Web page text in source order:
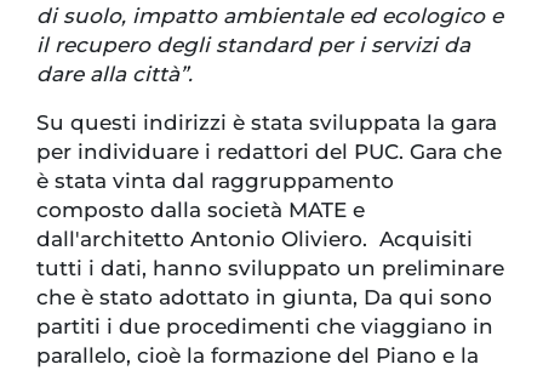
di suolo, impatto ambientale ed ecologico e
il recupero degli standard per i servizi da
dare alla città”.
Su questi indirizzi è stata sviluppata la gara
per individuare i redattori del PUC. Gara che
è stata vinta dal raggruppamento
composto dalla società MATE e
dall'architetto Antonio Oliviero. Acquisiti
tutti i dati, hanno sviluppato un preliminare
che è stato adottato in giunta, Da qui sono
partiti i due procedimenti che viaggiano in
parallelo, cioè la formazione del Piano e la